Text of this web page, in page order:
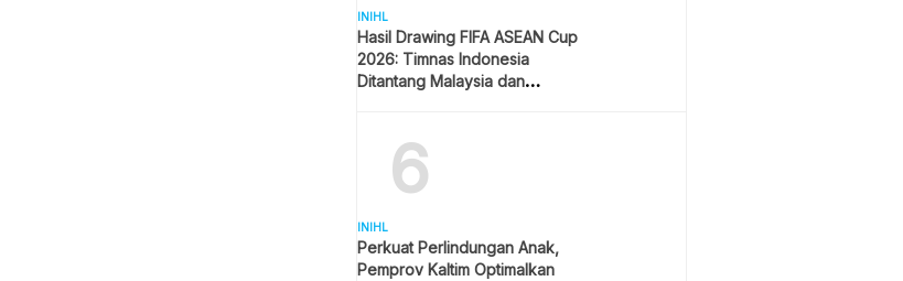
INIHL
Hasil Drawing FIFA ASEAN Cup
2026: Timnas Indonesia
Ditantang Malaysia dan
6
INIHL
Perkuat Perlindungan Anak,
Pemprov Kaltim Optimalkan